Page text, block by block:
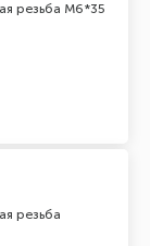
резьба М6*35
резьба